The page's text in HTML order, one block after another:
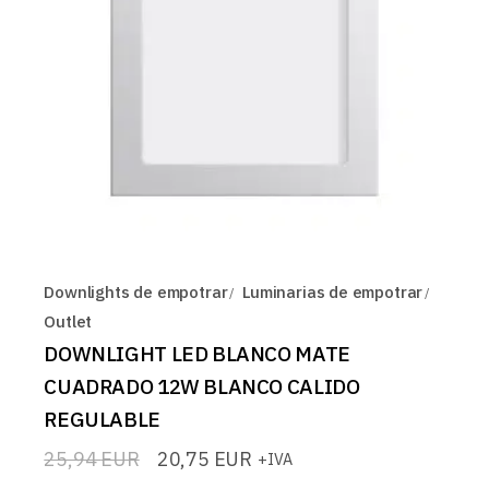
Downlights de empotrar
Luminarias de empotrar
Outlet
DOWNLIGHT LED BLANCO MATE
CUADRADO 12W BLANCO CALIDO
REGULABLE
25,94EUR
El 20,75 EUR
El +IVA